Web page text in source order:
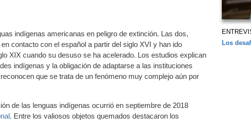
indígenas americanas en peligro de extinción. Las dos,
contacto con el español a partir del siglo XVI y han ido
XIX cuando su desuso se ha acelerado. Los estudios explican
indígenas y la obligación de adaptarse a las instituciones
que se trata de un fenómeno muy complejo aún por
de las lenguas indígenas ocurrió en septiembre de 2018
. Entre los valiosos objetos quemados destacaron los
Los